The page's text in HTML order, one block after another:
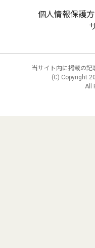
個人情報保護
当サイト内に掲載の記
(C) Copyright
All